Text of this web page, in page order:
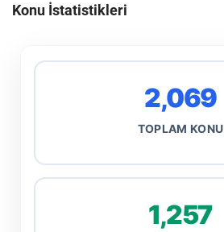
Konu İstatistikleri
2,069
TOPLAM KONU
1,257